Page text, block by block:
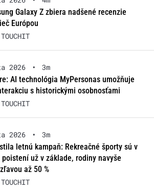
Galaxy Z zbiera nadšené recenzie
Európou
2026 •
3m
AI technológia MyPersonas umožňuje
s historickými osobnosťami
2026 •
3m
letnú kampaň: Rekreačné športy sú v
už v základe, rodiny navyše
až 50 %